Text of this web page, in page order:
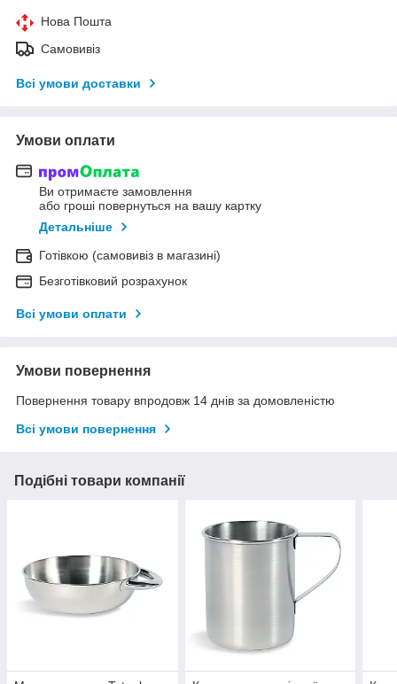
Нова Пошта
Самовивіз
Всі умови доставки
Умови оплати
Ви отримаєте замовлення
або гроші повернуться на вашу картку
Детальніше
Готівкою (самовивіз в магазині)
Безготівковий розрахунок
Всі умови оплати
Умови повернення
Повернення товару впродовж 14 днів за домовленістю
Всі умови повернення
Подібні товари компанії